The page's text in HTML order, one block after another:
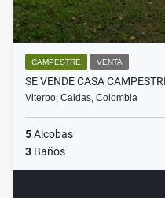
CAMPESTRE VENTA
SE VENDE CASA
Viterbo, Caldas, Colombia
5Alcobas
3 Baños